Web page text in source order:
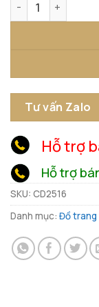
Tư vấn Zalo
Hỗ trợ
Hỗ trợ
SKU: CD2516
Danh mục: Đồ trang